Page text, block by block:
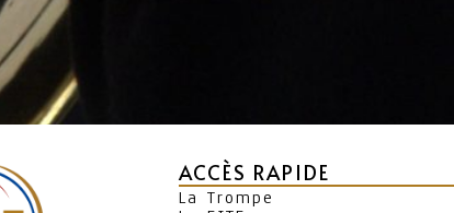
ACCÈS RAPIDE
La Trompe